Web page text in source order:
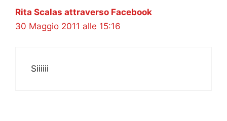
Rita Scalas attraverso Facebook
30 Maggio 2011 alle 15:16
Siiiiii